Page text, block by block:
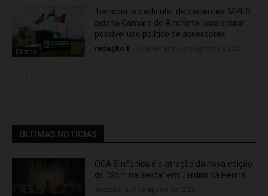
Direito
Transporte particular de pacientes: MPES
aciona Câmara de Anchieta para apurar
possível uso político de assessores
redação 1
ÚLTIMAS NOTÍCIAS
OCA Sinfônica é a atração da nova edição
do “Som na Sexta” em Jardim da Penha